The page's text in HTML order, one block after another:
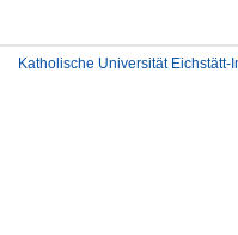
Katholische Universität